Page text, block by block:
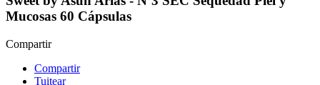
Mucosas 60 Cápsulas
Compartir
Compartir
Tuitear